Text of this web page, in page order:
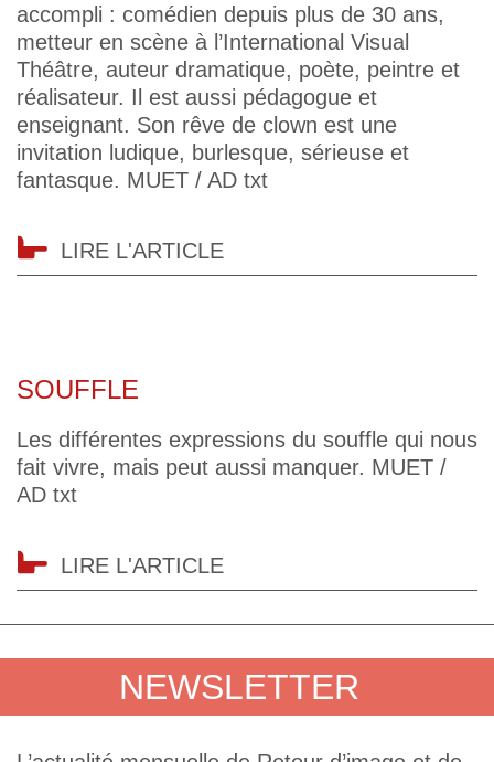
accompli : comédien depuis plus de 30 ans,
metteur en scène à l’International Visual
Théâtre, auteur dramatique, poète, peintre et
réalisateur. Il est aussi pédagogue et
enseignant. Son rêve de clown est une
invitation ludique, burlesque, sérieuse et
fantasque. MUET / AD txt
LIRE L'ARTICLE
SOUFFLE
Les différentes expressions du souffle qui nous
fait vivre, mais peut aussi manquer. MUET /
AD txt
LIRE L'ARTICLE
NEWSLETTER